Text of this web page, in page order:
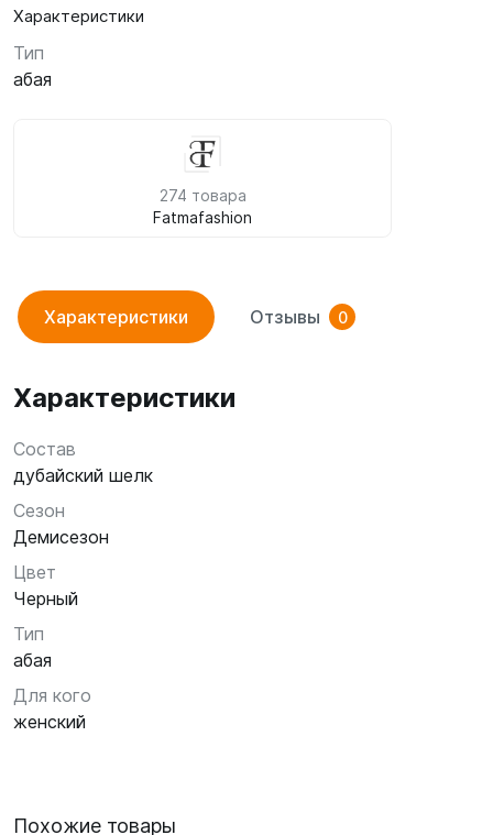
Характеристики
Тип
абая
274 товара
Fatmafashion
Характеристики Отзывы 0
Характеристики
Состав
дубайский шелк
Сезон
Демисезон
Цвет
Черный
Тип
абая
Для кого
женский
Похожие товары